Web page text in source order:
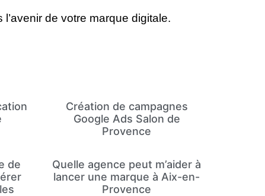
de votre marque digitale.
Création de campagnes
Google Ads Salon de
Provence
de
Quelle agence peut m’aider à
lancer une marque à Aix-en-
Provence